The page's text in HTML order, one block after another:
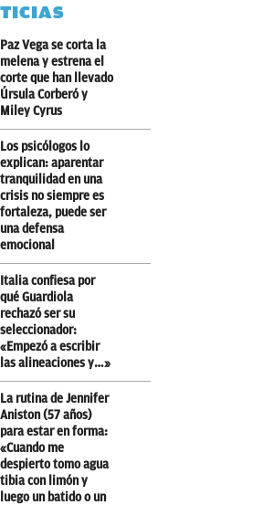
Paz Vega se corta la
melena y estrena el
corte que han llevado
Úrsula Corberó y
Miley Cyrus
Los psicólogos lo
explican: aparentar
tranquilidad en una
crisis no siempre es
fortaleza, puede ser
una defensa
emocional
Italia confiesa por
qué Guardiola
rechazó ser su
seleccionador:
«Empezó a escribir
las alineaciones y…»
La rutina de Jennifer
Aniston (57 años)
para estar en forma:
«Cuando me
despierto tomo agua
tibia con limón y
luego un batido o un